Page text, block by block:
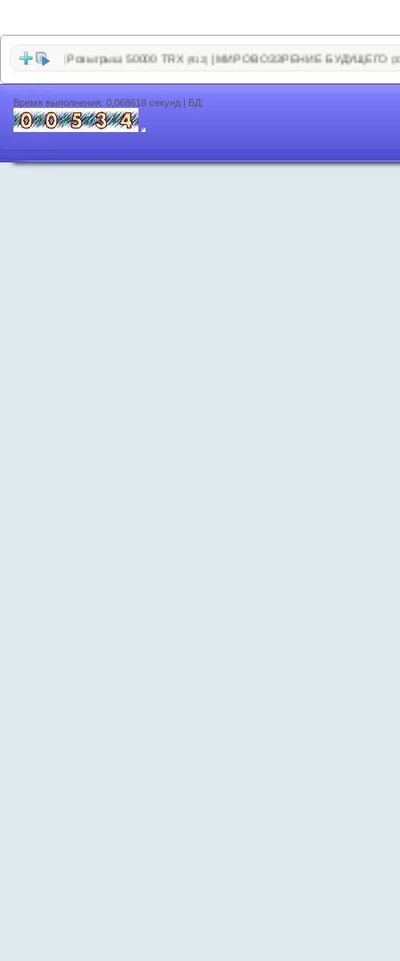
(589)|Розыгрыш 50000 TRX(912)|МИРОВОЗЗРЕНИЕ БУДУЩЕГО(338)
Время выполнения: 0,068618 секунд | БД: